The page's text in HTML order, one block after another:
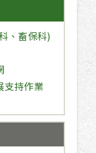
、畜保科)
支持作業